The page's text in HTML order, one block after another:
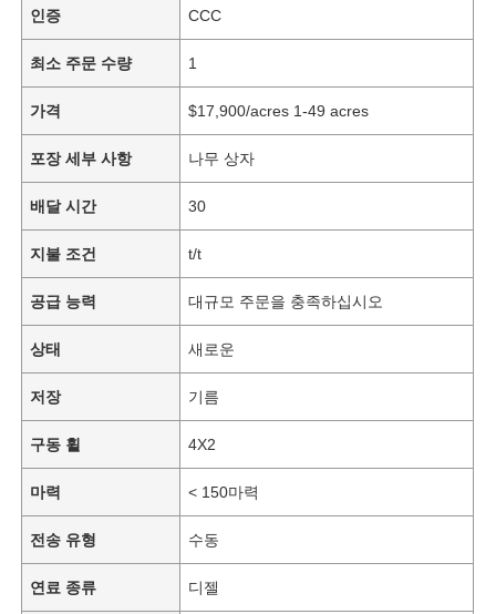
인증 CCC
최소 주문 수량 1
가격 $17,900/acres 1-49 acres
포장 세부 사항 나무 상자
배달 시간 30
지불 조건 t/t
공급 능력 대규모 주문을 충족하십시오
상태 새로운
저장 기름
구동 휠 4X2
마력 < 150마력
전송 유형 수동
연료 종류 디젤